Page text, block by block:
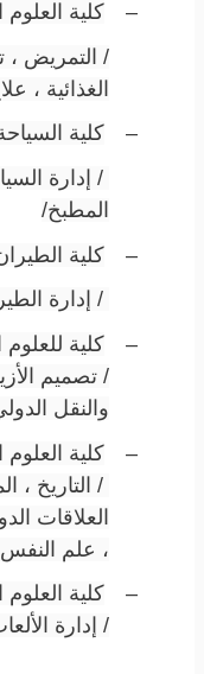
–
كلية
/ التمريض ،
الغذائية ،
–
كلية
/ إدارة
المطبخ/
–
كلية
/ إدارة
–
كلية للعلوم
/ تصميم
والنقل
–
كلية العلوم
/ التاريخ ،
العلاقات
، علم النفس
–
كلية العلوم
/ إدارة